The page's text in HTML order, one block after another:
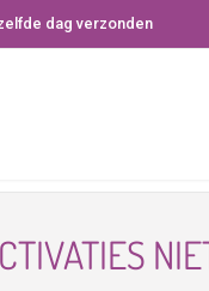
dag verzonden